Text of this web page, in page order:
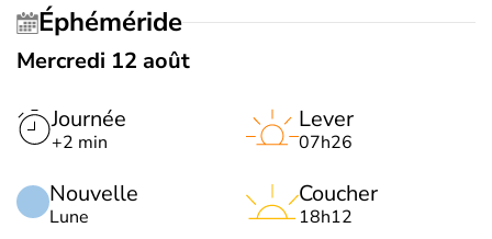
Éphéméride
Mercredi 12 août
Journée
+2 min
Nouvelle
Lune
Lever
07h26
Coucher
18h12